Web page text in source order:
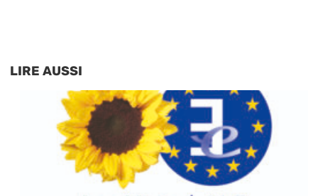
LIRE AUSSI